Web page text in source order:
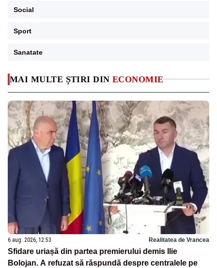
MAI MULTE ȘTIRI DIN ECONOMIE
6 aug. 2026, 12:53 Realitatea de Vrancea
Sfidare uriașă din partea premierului demis Ilie
Bolojan. A refuzat să răspundă despre centralele pe
Social
Sport
Sanatate